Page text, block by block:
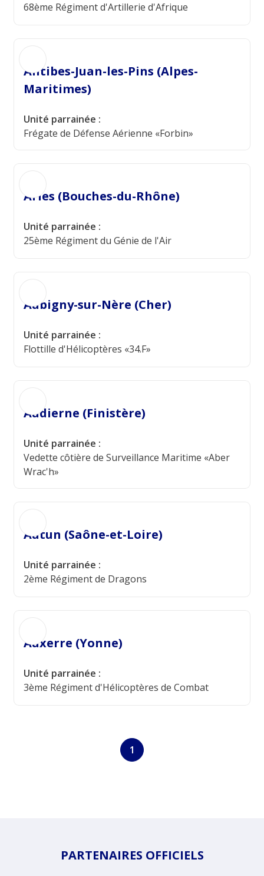
68ème Régiment d'Artillerie d'Afrique
Antibes-Juan-les-Pins (Alpes-
Maritimes)
Unité parrainée :
Frégate de Défense Aérienne «Forbin»
Arles (Bouches-du-Rhône)
Unité parrainée :
25ème Régiment du Génie de l'Air
Aubigny-sur-Nère (Cher)
Unité parrainée :
Flottille d'Hélicoptères «34.F»
Audierne (Finistère)
Unité parrainée :
Vedette côtière de Surveillance Maritime «Aber
Wrac'h»
Autun (Saône-et-Loire)
Unité parrainée :
2ème Régiment de Dragons
Auxerre (Yonne)
Unité parrainée :
3ème Régiment d'Hélicoptères de Combat
1
PARTENAIRES OFFICIELS